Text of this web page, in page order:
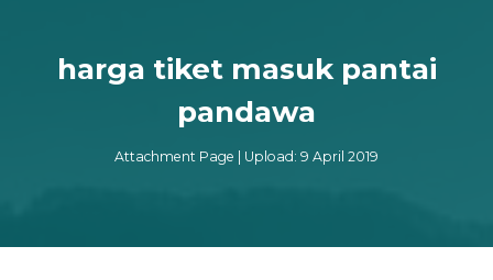
harga tiket masuk pantai
pandawa
Attachment Page | Upload: 9 April 2019